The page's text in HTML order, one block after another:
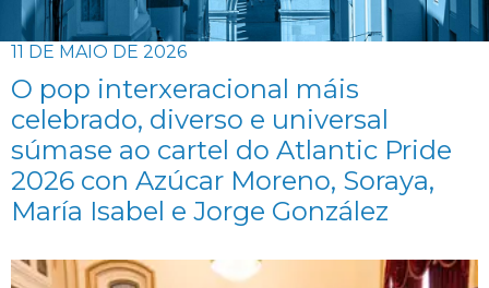
11 DE MAIO DE 2026
O pop interxeracional máis
celebrado, diverso e universal
súmase ao cartel do Atlantic Pride
2026 con Azúcar Moreno, Soraya,
María Isabel e Jorge González